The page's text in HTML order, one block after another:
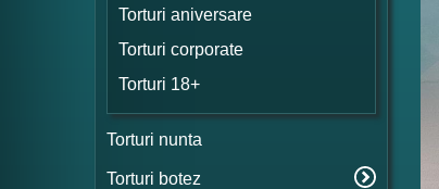
Torturi aniversare
Torturi corporate
Torturi 18+
Torturi nunta
Torturi botez